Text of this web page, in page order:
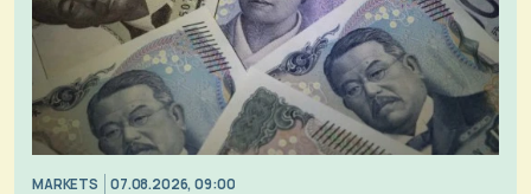
MARKETS 07.08.2026, 09:00